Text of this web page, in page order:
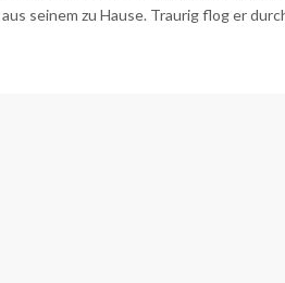
seinem zu Hause. Traurig flog er